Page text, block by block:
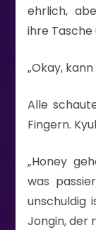
ehrlich,
ihre
„Okay,
Alle
Fingern.
„Honey
was
unschuldig
Jongin, der